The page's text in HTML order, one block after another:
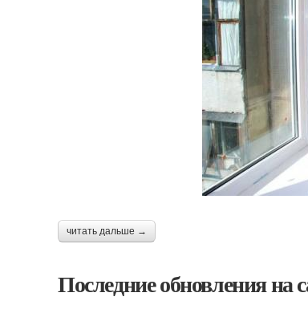
читать дальше →
Последние обновления на